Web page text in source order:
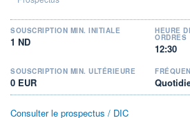
SOUSCRIPTION MIN. INITIALE
1 ND
HEURE
ORDRES
12:30
SOUSCRIPTION MIN. ULTÉRIEURE
0 EUR
Consulter le prospectus / DIC